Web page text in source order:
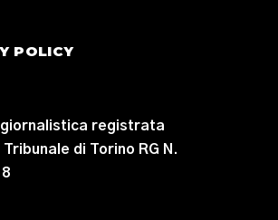
POLICY
registrata
di Torino RG N.